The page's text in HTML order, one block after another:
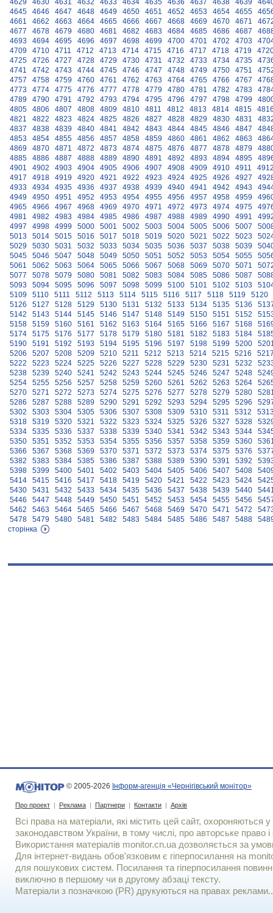
4629 4630 4631 4632 4633 4634 4635 4636 4637 4638 4639
4645
4646 4647 4648 4649 4650 4651 4652 4653 4654 4655
4661
4662 4663 4664 4665 4666 4667 4668 4669 4670 4671
4677
4678 4679 4680 4681 4682 4683 4684 4685 4686 4687
4693
4694 4695 4696 4697 4698 4699 4700 4701 4702 4703
4709
4710 4711 4712 4713 4714 4715 4716 4717 4718 4719
4725
4726 4727 4728 4729 4730 4731 4732 4733 4734 4735
4741
4742 4743 4744 4745 4746 4747 4748 4749 4750 4751
4757
4758 4759 4760 4761 4762 4763 4764 4765 4766 4767
4773
4774 4775 4776 4777 4778 4779 4780 4781 4782 4783
4789
4790 4791 4792 4793 4794 4795 4796 4797 4798 4799
4805
4806 4807 4808 4809 4810 4811 4812 4813 4814 4815
4821
4822 4823 4824 4825 4826 4827 4828 4829 4830 4831
4837
4838 4839 4840 4841 4842 4843 4844 4845 4846 4847
4853
4854 4855 4856 4857 4858 4859 4860 4861 4862 4863
4869
4870 4871 4872 4873 4874 4875 4876 4877 4878 4879
4885
4886 4887 4888 4889 4890 4891 4892 4893 4894 4895
4901
4902 4903 4904 4905 4906 4907 4908 4909 4910 4911
4917
4918 4919 4920 4921 4922 4923 4924 4925 4926 4927
4933
4934 4935 4936 4937 4938 4939 4940 4941 4942 4943
4949
4950 4951 4952 4953 4954 4955 4956 4957 4958 4959
4965
4966 4967 4968 4969 4970 4971 4972 4973 4974 4975
4981
4982 4983 4984 4985 4986 4987 4988 4989 4990 4991
4997
4998 4999 5000 5001 5002 5003 5004 5005 5006 5007
5013
5014 5015 5016 5017 5018 5019 5020 5021 5022 5023
5029
5030 5031 5032 5033 5034 5035 5036 5037 5038 5039
5045
5046 5047 5048 5049 5050 5051 5052 5053 5054 5055
5061
5062 5063 5064 5065 5066 5067 5068 5069 5070 5071
5077
5078 5079 5080 5081 5082 5083 5084 5085 5086 5087
5093
5094 5095 5096 5097 5098 5099 5100 5101 5102 5103
5109
5110 5111 5112 5113 5114 5115 5116 5117 5118 5119
5120
5126
5127 5128 5129 5130 5131 5132 5133 5134 5135 5136
5142
5143 5144 5145 5146 5147 5148 5149 5150 5151 5152
5158
5159 5160 5161 5162 5163 5164 5165 5166 5167 5168
5174
5175 5176 5177 5178 5179 5180 5181 5182 5183 5184
5190
5191 5192 5193 5194 5195 5196 5197 5198 5199 5200
5206
5207 5208 5209 5210 5211 5212 5213 5214 5215 5216
5222
5223 5224 5225 5226 5227 5228 5229 5230 5231 5232
5238
5239 5240 5241 5242 5243 5244 5245 5246 5247 5248
5254
5255 5256 5257 5258 5259 5260 5261 5262 5263 5264
5270
5271 5272 5273 5274 5275 5276 5277 5278 5279 5280
5286
5287 5288 5289 5290 5291 5292 5293 5294 5295 5296
5302
5303 5304 5305 5306 5307 5308 5309 5310 5311 5312
5318
5319 5320 5321 5322 5323 5324 5325 5326 5327 5328
5334
5335 5336 5337 5338 5339 5340 5341 5342 5343 5344
5350
5351 5352 5353 5354 5355 5356 5357 5358 5359 5360
5366
5367 5368 5369 5370 5371 5372 5373 5374 5375 5376
5382
5383 5384 5385 5386 5387 5388 5389 5390 5391 5392
5398
5399 5400 5401 5402 5403 5404 5405 5406 5407 5408
5414
5415 5416 5417 5418 5419 5420 5421 5422 5423 5424
5430
5431 5432 5433 5434 5435 5436 5437 5438 5439 5440
5446
5447 5448 5449 5450 5451 5452 5453 5454 5455 5456
5462
5463 5464 5465 5466 5467 5468 5469 5470 5471 5472
5478
5479 5480 5481 5482 5483 5484 5485 5486 5487 5488
сторінка
© 2005-2026 Інформ-агенція «Чернігівський монітор»
Про проект | Реклама | Партнери | Контакти | Архів
Всі права на матеріали, які містить цей сайт, охороняються у
законодавством України, в тому числі, про авторське право і
Використання матерiалiв monitor.cn.ua дозволяється за
Для iнтернет-видань обов'язковим є гiперпосилання на
для пошукових систем. Посилання та гіперпосилання
виключно в першому чи в другому абзаці тексту.
Матеріали з позначкою (PR) друкуються на правах реклами..